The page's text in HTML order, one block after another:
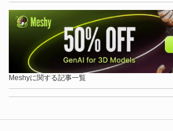
Meshyに関する記事一覧